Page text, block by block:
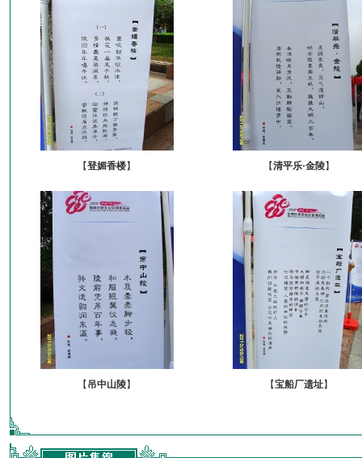
【登媚香楼】 【清平乐·金陵】
【 吊中山陵】 【宝船厂遗址】